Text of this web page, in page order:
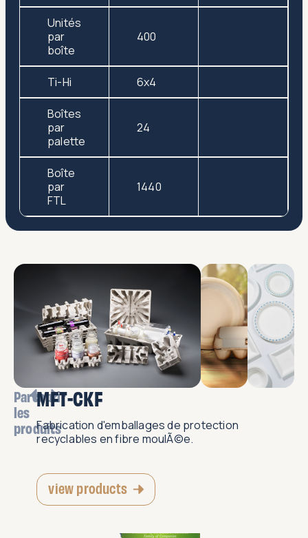
Unités
par
boîte
400
Ti-Hi 6x4
Boîtes
par
palette
24
Boîte
par
FTL
1440
Parcourir
les
produits
MFT-CKF
Fabrication d'emballages de protection
recyclables en fibre moulÃ©e.
view products